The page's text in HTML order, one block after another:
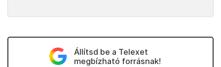
Állítsd be a Telexet
megbízható forrásnak!